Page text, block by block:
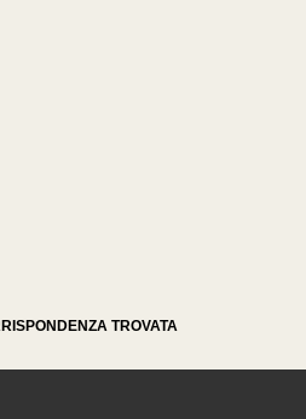
TROVATA